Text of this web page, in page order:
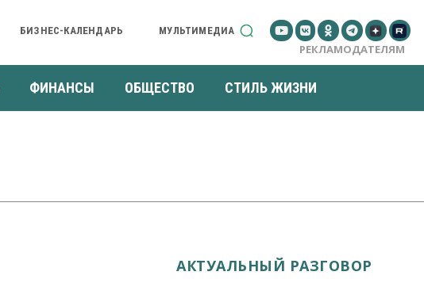
БИЗНЕС-КАЛЕНДАРЬ МУЛЬТИМЕДИА
РЕКЛАМОДАТЕЛЯМ
ФИНАНСЫ ОБЩЕСТВО СТИЛЬ ЖИЗНИ
АКТУАЛЬНЫЙ РАЗГОВОР